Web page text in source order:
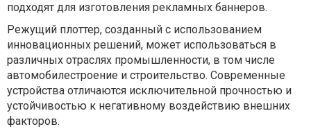
подходят для изготовления рекламных баннеров.
Режущий плоттер, созданный с использованием
инновационных решений, может использоваться в
различных отраслях промышленности, в том числе
автомобилестроение и строительство. Современные
устройства отличаются исключительной прочностью и
устойчивостью к негативному воздействию внешних
факторов.